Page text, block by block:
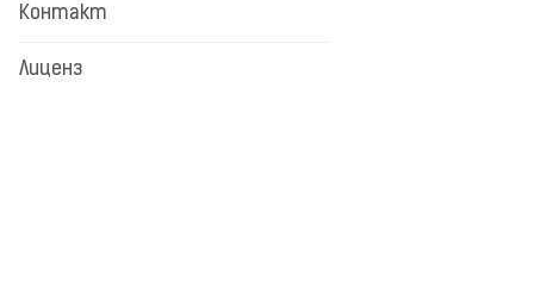
Контакт
Лиценз